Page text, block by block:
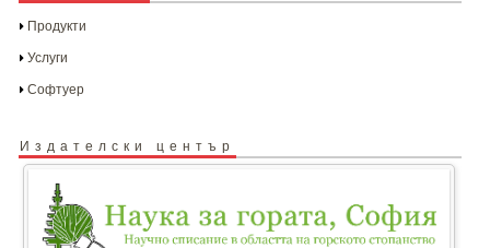
Продукти
Услуги
Софтуер
Издателски център